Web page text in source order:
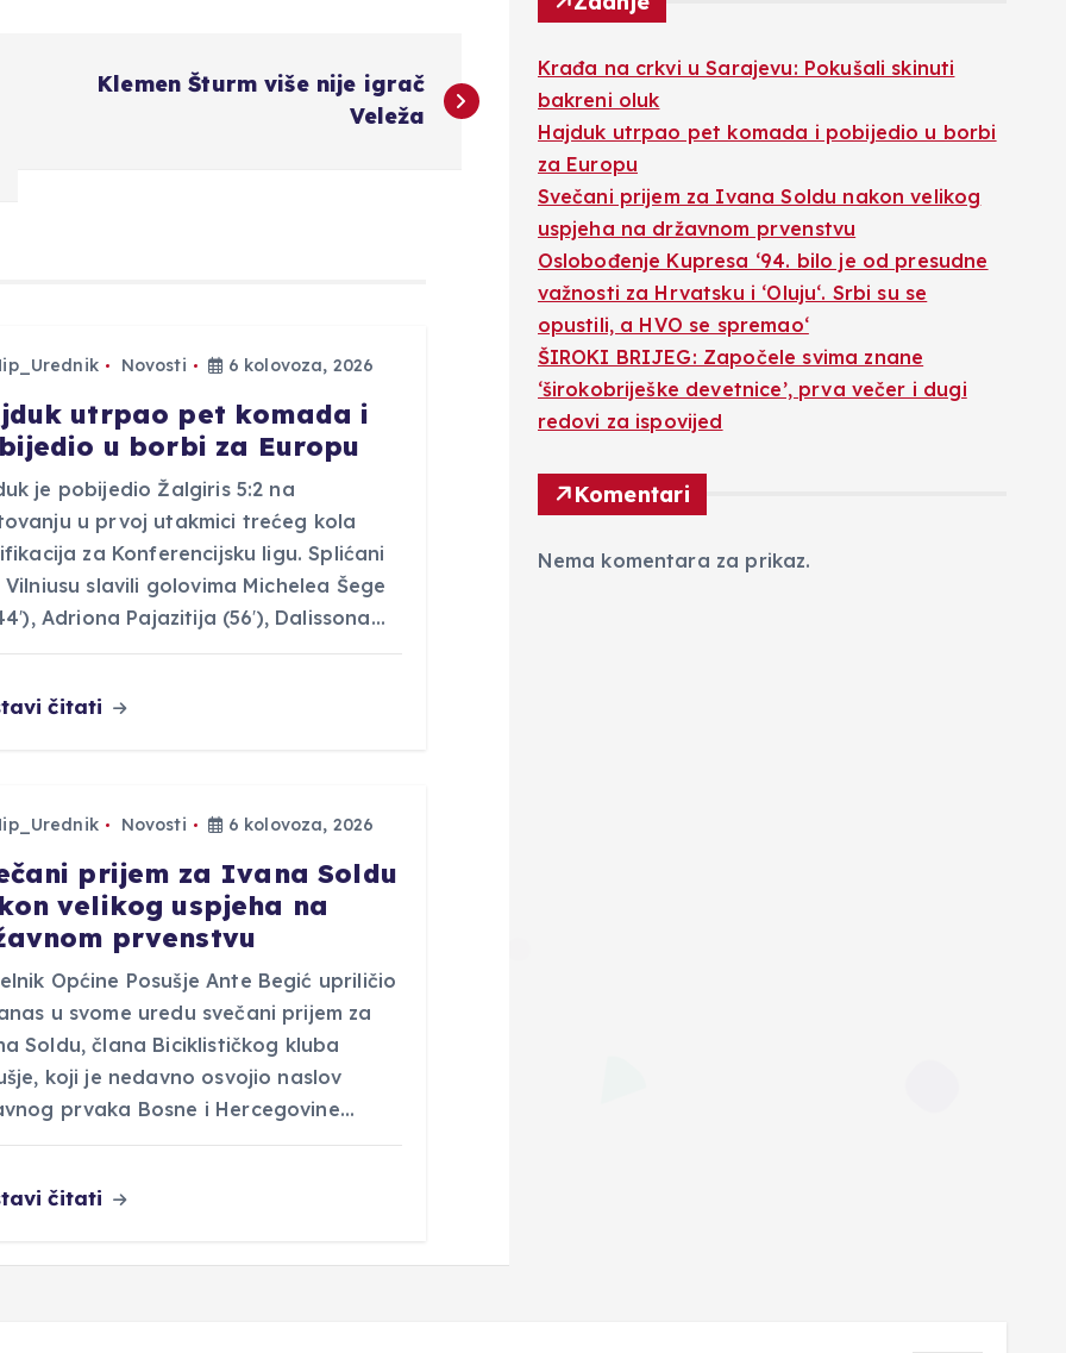
Klemen Šturm više nije igrač
Veleža
Novosti 6 kolovoza, 2026
utrpao pet komada i
u borbi za Europu
je pobijedio Žalgiris 5:2 na
u prvoj utakmici trećeg kola
za Konferencijsku ligu. Splićani
Vilniusu slavili golovima Michelea Šege
Adriona Pajazitija (56′), Dalissona…
čitati
Novosti 6 kolovoza, 2026
prijem za Ivana Soldu
velikog uspjeha na
prvenstvu
Općine Posušje Ante Begić upriličio
u svome uredu svečani prijem za
Soldu, člana Biciklističkog kluba
koji je nedavno osvojio naslov
prvaka Bosne i Hercegovine…
čitati
Krađa na crkvi u Sarajevu: Pokušali skinuti
bakreni oluk
Hajduk utrpao pet komada i pobijedio u borbi
za Europu
Svečani prijem za Ivana Soldu nakon velikog
uspjeha na državnom prvenstvu
Oslobođenje Kupresa ‘94. bilo je od presudne
važnosti za Hrvatsku i ‘Oluju‘. Srbi su se
opustili, a HVO se spremao‘
ŠIROKI BRIJEG: Započele svima znane
‘širokobriješke devetnice’, prva večer i dugi
redovi za ispovijed
Komentari
Nema komentara za prikaz.